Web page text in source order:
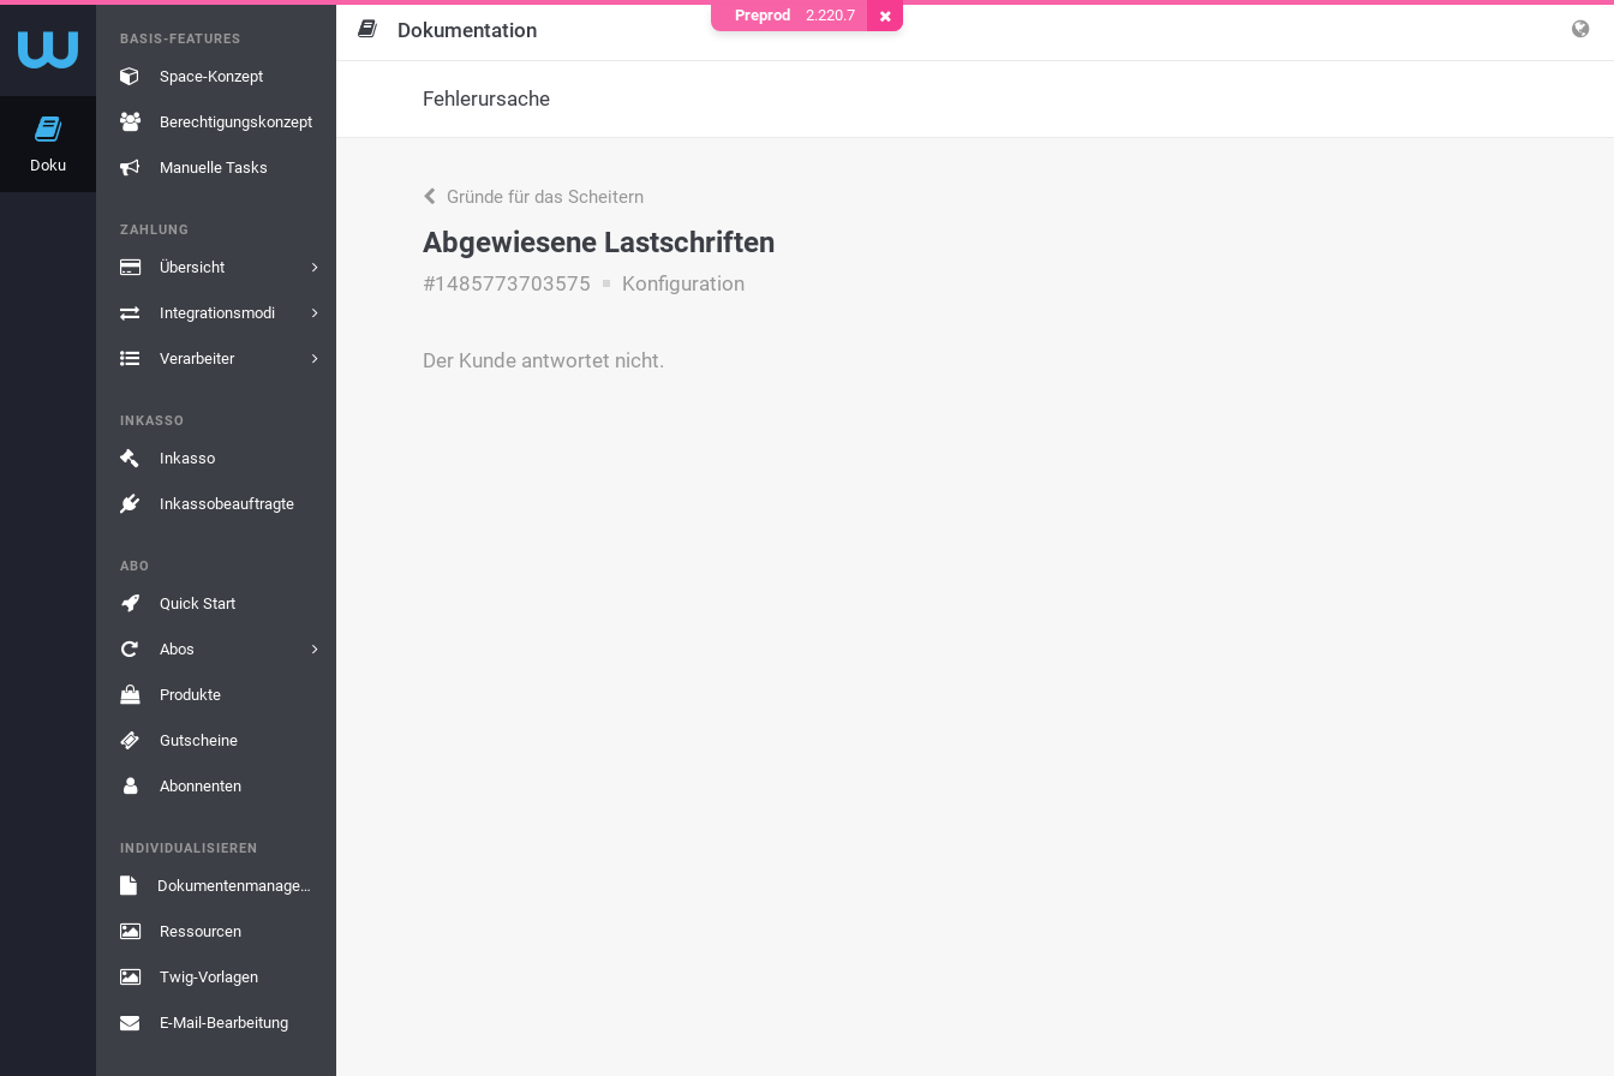
Doku
BASIS-FEATURES
Space-Konzept
Berechtigungskonzept
Manuelle Tasks
ZAHLUNG
Übersicht
Integrationsmodi
Verarbeiter
INKASSO
Inkasso
Inkassobeauftragte
ABO
Quick Start
Abos
Produkte
Gutscheine
Abonnenten
INDIVIDUALISIEREN
Dokumentenmanagement
Ressourcen
Twig-Vorlagen
E-Mail-Bearbeitung
Dokumentation
Fehlerursache
Gründe für das Scheitern
Abgewiesene Lastschriften
#1485773703575 Konfiguration
Der Kunde antwortet nicht.
Preprod 2.220.7 Cookie entfernen